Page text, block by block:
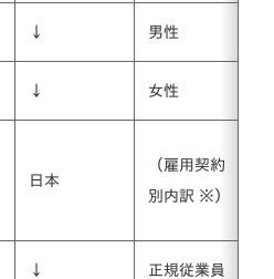
↓ 男性
↓ 女性
日本
（雇用契約
別内訳 ※）
↓ 正規従業員